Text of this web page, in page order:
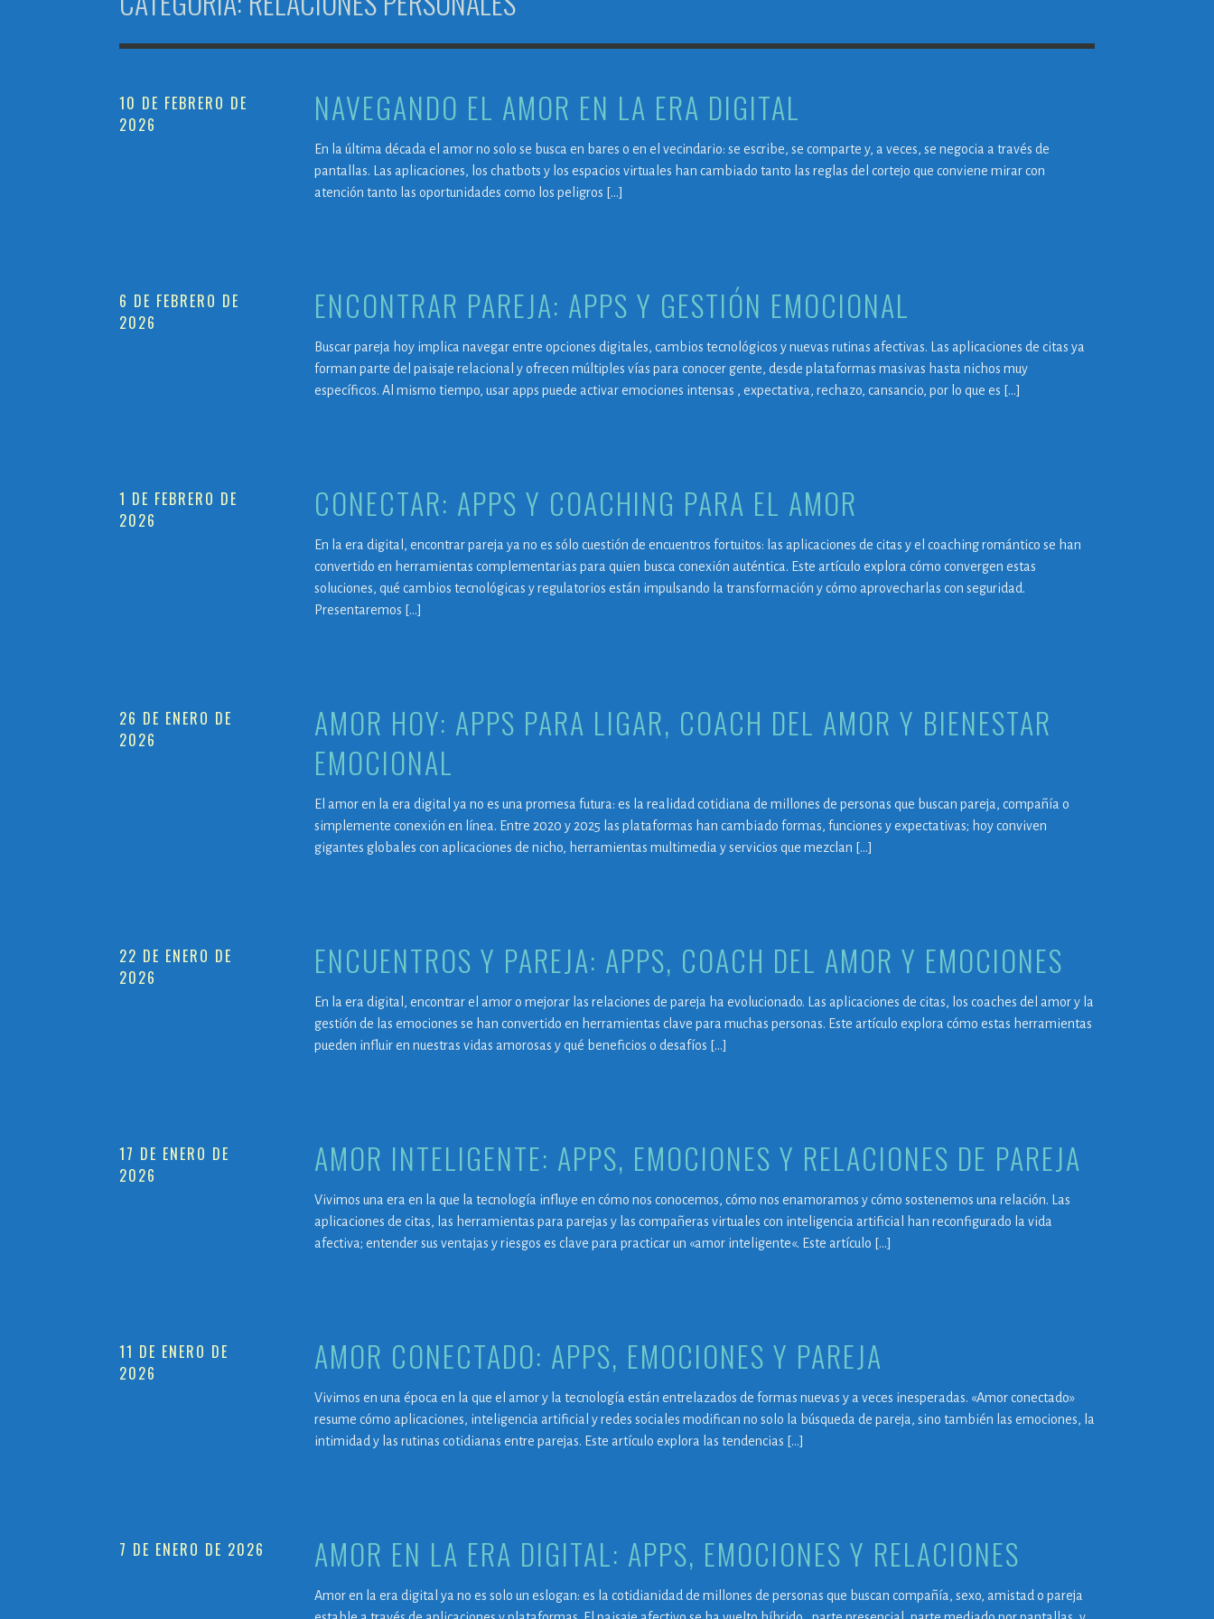
10 DE FEBRERO DE
2026
NAVEGANDO EL AMOR EN LA ERA DIGITAL
En la última década el amor no solo se busca en bares o en el vecindario: se escribe, se comparte y, a veces, se negocia a través de
pantallas. Las aplicaciones, los chatbots y los espacios virtuales han cambiado tanto las reglas del cortejo que conviene mirar con
atención tanto las oportunidades como los peligros […]
6 DE FEBRERO DE
2026
ENCONTRAR PAREJA: APPS Y GESTIÓN EMOCIONAL
Buscar pareja hoy implica navegar entre opciones digitales, cambios tecnológicos y nuevas rutinas afectivas. Las aplicaciones de citas ya
forman parte del paisaje relacional y ofrecen múltiples vías para conocer gente, desde plataformas masivas hasta nichos muy
específicos. Al mismo tiempo, usar apps puede activar emociones intensas , expectativa, rechazo, cansancio, por lo que es […]
1 DE FEBRERO DE
2026
CONECTAR: APPS Y COACHING PARA EL AMOR
En la era digital, encontrar pareja ya no es sólo cuestión de encuentros fortuitos: las aplicaciones de citas y el coaching romántico se han
convertido en herramientas complementarias para quien busca conexión auténtica. Este artículo explora cómo convergen estas
soluciones, qué cambios tecnológicas y regulatorios están impulsando la transformación y cómo aprovecharlas con seguridad.
Presentaremos […]
26 DE ENERO DE
2026
AMOR HOY: APPS PARA LIGAR, COACH DEL AMOR Y BIENESTAR
EMOCIONAL
El amor en la era digital ya no es una promesa futura: es la realidad cotidiana de millones de personas que buscan pareja, compañía o
simplemente conexión en línea. Entre 2020 y 2025 las plataformas han cambiado formas, funciones y expectativas; hoy conviven
gigantes globales con aplicaciones de nicho, herramientas multimedia y servicios que mezclan […]
22 DE ENERO DE
2026
ENCUENTROS Y PAREJA: APPS, COACH DEL AMOR Y EMOCIONES
En la era digital, encontrar el amor o mejorar las relaciones de pareja ha evolucionado. Las aplicaciones de citas, los coaches del amor y la
gestión de las emociones se han convertido en herramientas clave para muchas personas. Este artículo explora cómo estas herramientas
pueden influir en nuestras vidas amorosas y qué beneficios o desafíos […]
17 DE ENERO DE
2026
AMOR INTELIGENTE: APPS, EMOCIONES Y RELACIONES DE PAREJA
Vivimos una era en la que la tecnología influye en cómo nos conocemos, cómo nos enamoramos y cómo sostenemos una relación. Las
aplicaciones de citas, las herramientas para parejas y las compañeras virtuales con inteligencia artificial han reconfigurado la vida
afectiva; entender sus ventajas y riesgos es clave para practicar un «amor inteligente«. Este artículo […]
11 DE ENERO DE
2026
AMOR CONECTADO: APPS, EMOCIONES Y PAREJA
Vivimos en una época en la que el amor y la tecnología están entrelazados de formas nuevas y a veces inesperadas. «Amor conectado»
resume cómo aplicaciones, inteligencia artificial y redes sociales modifican no solo la búsqueda de pareja, sino también las emociones, la
intimidad y las rutinas cotidianas entre parejas. Este artículo explora las tendencias […]
7 DE ENERO DE 2026 AMOR EN LA ERA DIGITAL: APPS, EMOCIONES Y RELACIONES
Amor en la era digital ya no es solo un eslogan: es la cotidianidad de millones de personas que buscan compañía, sexo, amistad o pareja